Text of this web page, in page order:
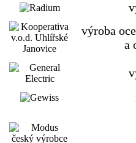
výroba
a